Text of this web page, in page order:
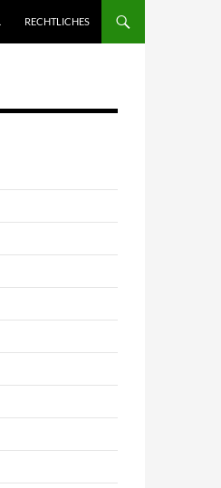
RECHTLICHES